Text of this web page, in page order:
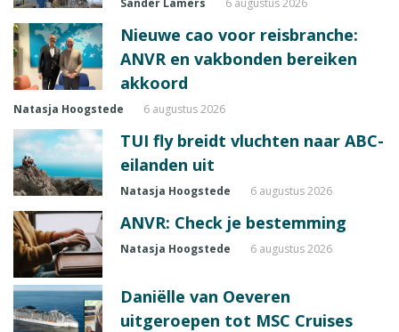
Nieuwe cao voor reisbranche:
ANVR en vakbonden bereiken
akkoord
Natasja Hoogstede 6 augustus 2026
TUI fly breidt vluchten naar ABC-
eilanden uit
Natasja Hoogstede 6 augustus 2026
ANVR: Check je bestemming
Natasja Hoogstede 6 augustus 2026
Daniëlle van Oeveren
uitgeroepen tot MSC Cruises